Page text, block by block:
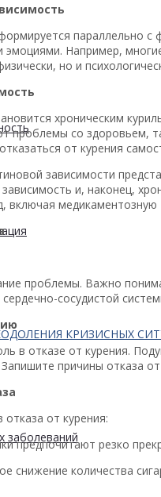
КРИЗИСНЫХ
заболеваний
параллельно
Например,
но и
хроническим
проблемы со здоровьем,
от курения
зависимости
и, наконец,
включая
проблемы. Важно
сосудистой
в отказе от курения.
причины отказа
от курения:
предпочитают резко
снижение количества